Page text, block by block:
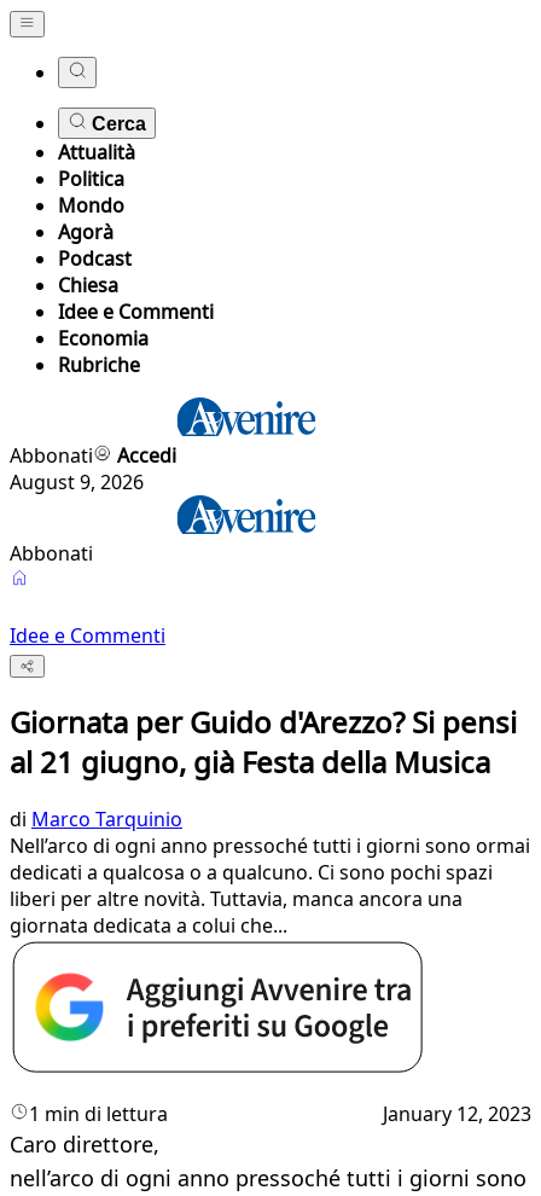
Cerca
Attualità
Politica
Mondo
Agorà
Podcast
Chiesa
Idee e Commenti
Economia
Rubriche
Abbonati
Accedi
August 9, 2026
Abbonati
Idee e Commenti
Giornata per Guido d'Arezzo? Si pensi
al 21 giugno, già Festa della Musica
di Marco Tarquinio
Nell’arco di ogni anno pressoché tutti i giorni sono ormai
dedicati a qualcosa o a qualcuno. Ci sono pochi spazi
liberi per altre novità. Tuttavia, manca ancora una
giornata dedicata a colui che...
1 min di lettura January 12, 2023
Caro direttore,
nell’arco di ogni anno pressoché tutti i giorni sono